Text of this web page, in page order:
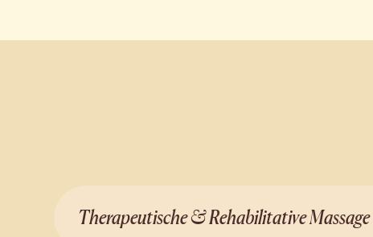
Therapeutische & Rehabilitative Massage